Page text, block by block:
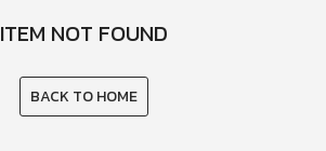
ITEM NOT FOUND
BACK TO HOME